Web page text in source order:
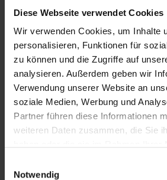
Diese Webseite verwendet Cookies
Wir verwenden Cookies, um Inhalte
personalisieren, Funktionen für
zu können und die Zugriffe auf
analysieren. Außerdem geben wir
Verwendung unserer Website an
soziale Medien, Werbung und
Partner führen diese Informationen
weiteren Daten zusammen, die Sie
Notwendig
Vergütung
Zukunftsperspektive